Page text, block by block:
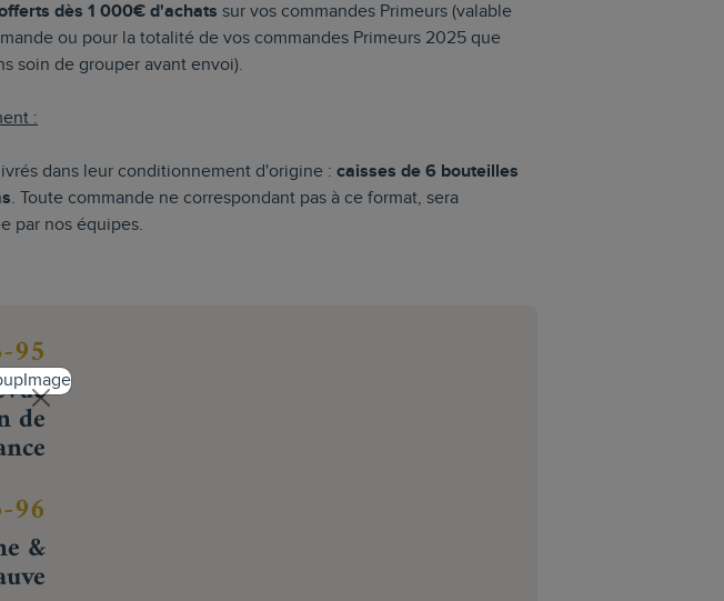
dès 1 000€ d'achats sur vos commandes Primeurs (valable
ou pour la totalité de vos commandes Primeurs 2025 que
soin de grouper avant envoi).
:
dans leur conditionnement d'origine :caisses de 6 bouteilles
. Toute commande ne correspondant pas à ce format, sera
par nos équipes.
95
de
96
&